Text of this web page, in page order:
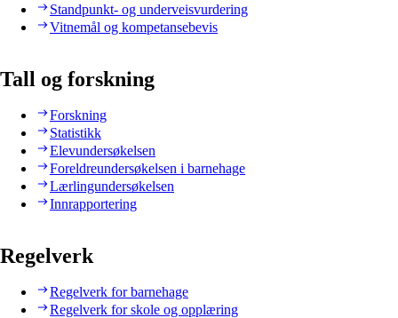
Standpunkt- og underveisvurdering
Vitnemål og kompetansebevis
Tall og forskning
Forskning
Statistikk
Elevundersøkelsen
Foreldreundersøkelsen i barnehage
Lærlingundersøkelsen
Innrapportering
Regelverk
Regelverk for barnehage
Regelverk for skole og opplæring